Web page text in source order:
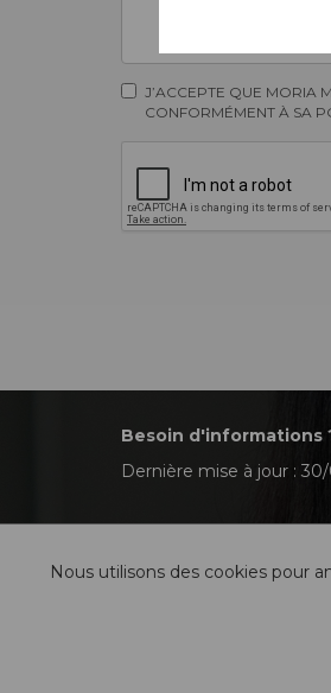
J’ACCEPTE QUE MORIA
CONFORMÉMENT À SA
Besoin d'informations
Dernière mise à jour :
Nous utilisons des cookies pour